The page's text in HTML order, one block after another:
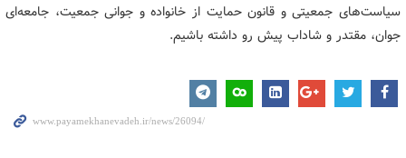
سیاست‌های جمعیتی و قانون حمایت از خانواده و جوانی جمعیت، جامعه‌ای
جوان، مقتدر و شاداب پیش رو داشته باشیم.